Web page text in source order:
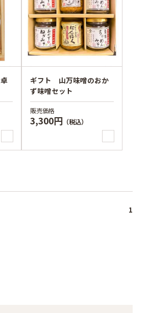
ギフト 山万味噌のおか
ず味噌セット
販売価格
3,300円 （税込）
1